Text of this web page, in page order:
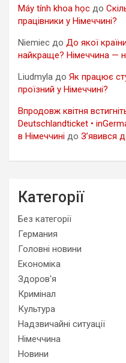
Máy tính khoa học до
працівники у Німеччині?
Niemiec до До якої
найкраще? Німеччина —
Liudmyla до Як працює
проїзний у Німеччині?
Впродовж квітня
Deutschlandticket •
в Німеччині до З’явився
Категорії
Без категорії
Германия
Головні новини
Економіка
Здоров'я
Кримінал
Культура
Надзвичайні ситуації
Німеччина
Новини